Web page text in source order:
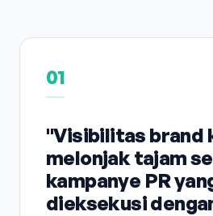
01
"Visibilitas brand
melonjak tajam
kampanye PR
dieksekusi